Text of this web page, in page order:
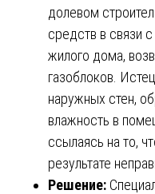
долевом
средств в связи
жилого дома,
газоблоков.
наружных стен,
влажность в
ссылаясь на то,
результате
Решение: